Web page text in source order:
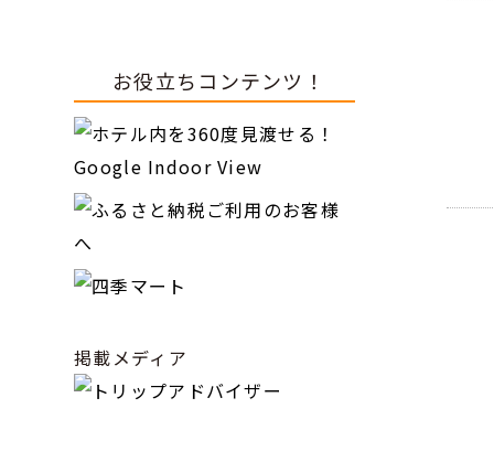
お役立ちコンテンツ！
掲載メディア